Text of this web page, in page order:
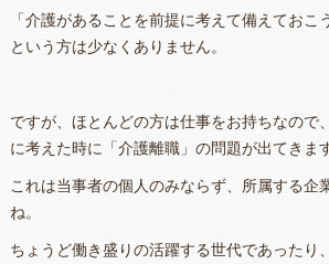
「介護があることを前提に考えて備えておこ
という方は少なくありません。
ですが、ほとんどの方は仕事をお持ちなので
に考えた時に「介護離職」の問題が出てきます
これは当事者の個人のみならず、所属する企
ね。
ちょうど働き盛りの活躍する世代であったり